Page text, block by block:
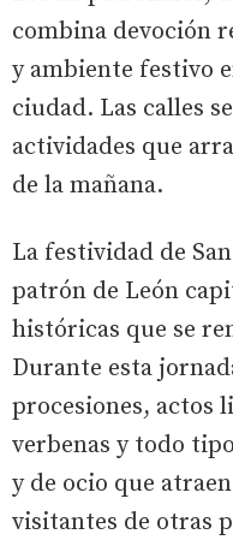
combina devoción
y ambiente festivo
ciudad. Las calles
actividades que
de la mañana.
La festividad de
patrón de León
históricas que se
Durante esta
procesiones, actos
verbenas y todo
y de ocio que
visitantes de otras